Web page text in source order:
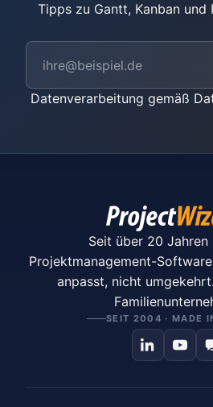
Tipps zu Gantt, Kanban
Datenverarbeitung gemäß
Seit über 20 Jahren
Projektmanagement-
anpasst, nicht
SEIT 2004 · MADE